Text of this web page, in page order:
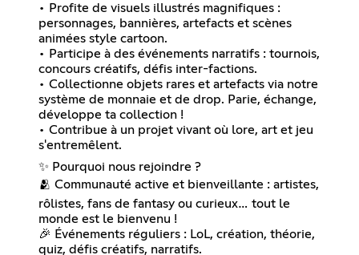
• Profite de visuels illustrés magnifiques :
personnages, bannières, artefacts et scènes
animées style cartoon.
• Participe à des événements narratifs : tournois,
concours créatifs, défis inter-factions.
• Collectionne objets rares et artefacts via notre
système de monnaie et de drop. Parie, échange,
développe ta collection !
• Contribue à un projet vivant où lore, art et jeu
s'entremêlent.
✨ Pourquoi nous rejoindre ?
🫂 Communauté active et bienveillante : artistes,
rôlistes, fans de fantasy ou curieux… tout le
monde est le bienvenu !
🎉 Événements réguliers : LoL, création, théorie,
quiz, défis créatifs, narratifs.